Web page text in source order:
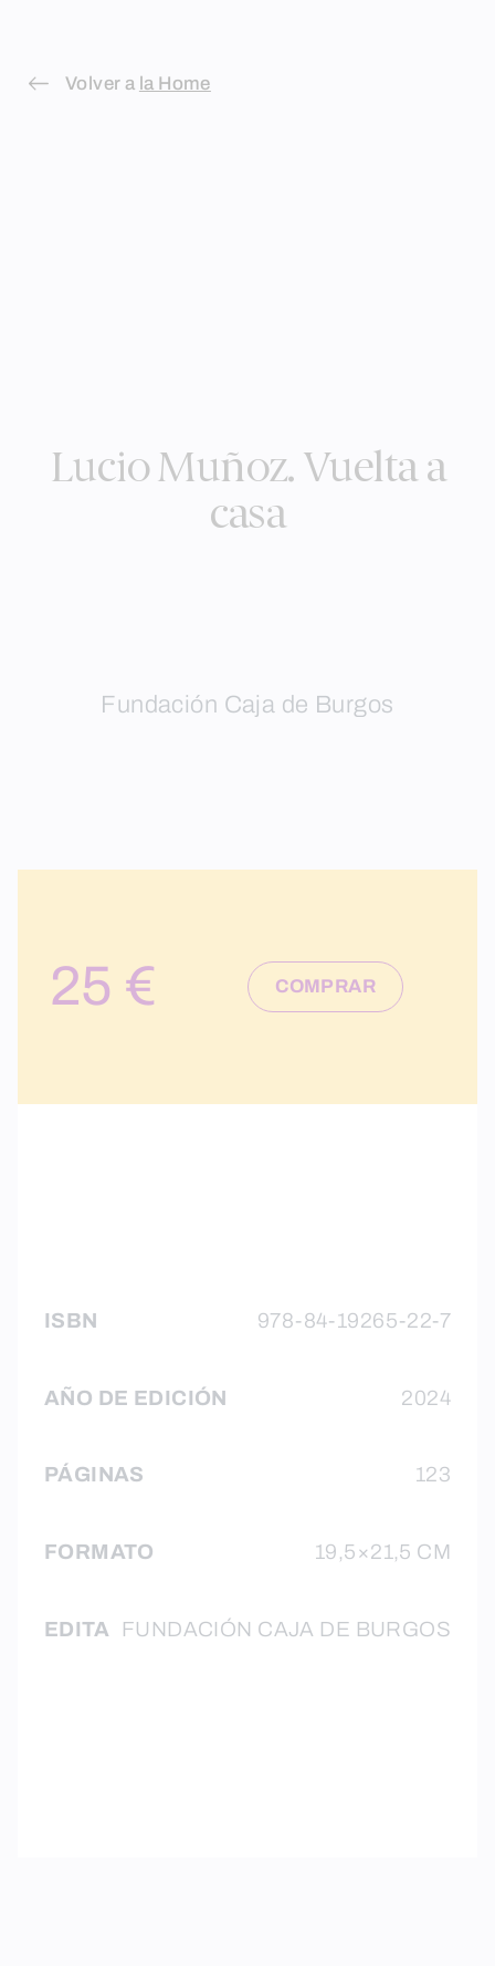
contentVolver a la Home
Lucio Muñoz. Vuelta a
casa
Fundación Caja de Burgos
25 € COMPRAR
ISBN 978-84-19265-22-7
AÑO DE EDICIÓN 2024
PÁGINAS 123
FORMATO 19,5×21,5 CM
EDITA FUNDACIÓN CAJA DE BURGOS